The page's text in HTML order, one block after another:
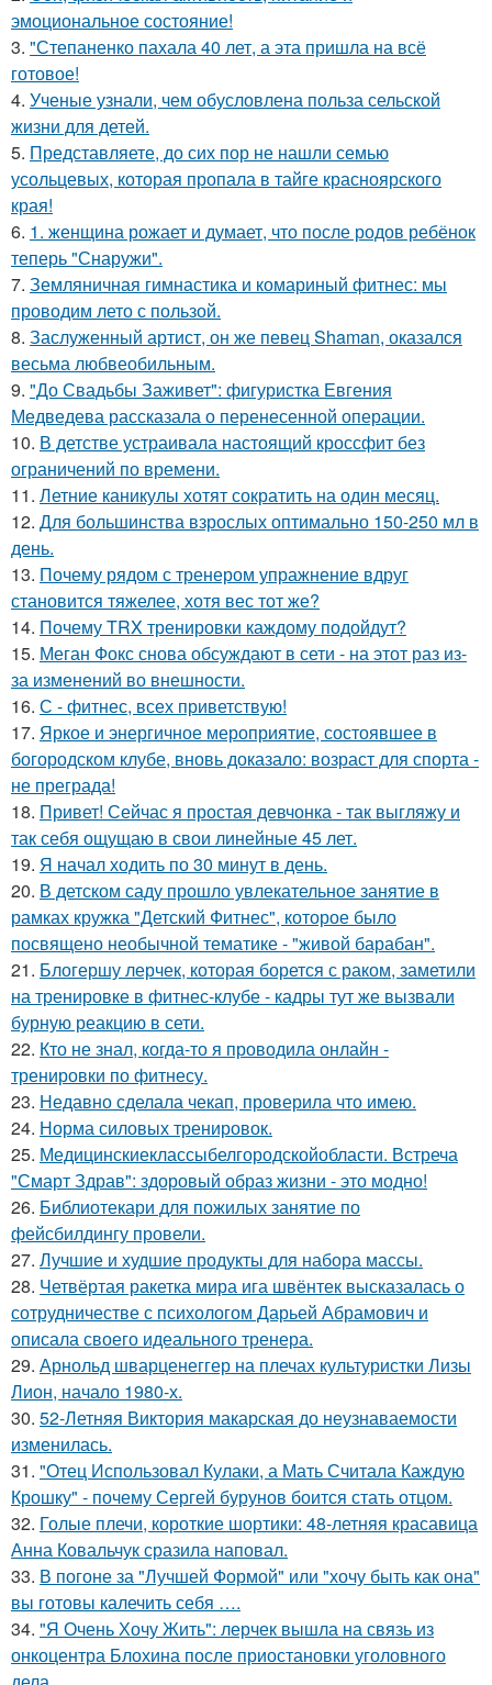
эмоциональное состояние!
3. "Степаненко пахала 40 лет, а эта пришла на всё
готовое!
4. Ученые узнали, чем обусловлена польза сельской
жизни для детей.
5. Представляете, до сих пор не нашли семью
усольцевых, которая пропала в тайге красноярского
края!
6. 1. женщина рожает и думает, что после родов ребёнок
теперь "Снаружи".
7. Земляничная гимнастика и комариный фитнес: мы
проводим лето с пользой.
8. Заслуженный артист, он же певец Shaman, оказался
весьма любвеобильным.
9. "До Свадьбы Заживет": фигуристка Евгения
Медведева рассказала о перенесенной операции.
10. В детстве устраивала настоящий кроссфит без
ограничений по времени.
11. Летние каникулы хотят сократить на один месяц.
12. Для большинства взрослых оптимально 150-250 мл в
день.
13. Почему рядом с тренером упражнение вдруг
становится тяжелее, хотя вес тот же?
14. Почему TRX тренировки каждому подойдут?
15. Меган Фокс снова обсуждают в сети - на этот раз из-
за изменений во внешности.
16. С - фитнес, всех приветствую!
17. Яркое и энергичное мероприятие, состоявшее в
богородском клубе, вновь доказало: возраст для спорта -
не преграда!
18. Привет! Сейчас я простая девчонка - так выгляжу и
так себя ощущаю в свои линейные 45 лет.
19. Я начал ходить по 30 минут в день.
20. В детском саду прошло увлекательное занятие в
рамках кружка "Детский Фитнес", которое было
посвящено необычной тематике - "живой барабан".
21. Блогершу лерчек, которая борется с раком, заметили
на тренировке в фитнес-клубе - кадры тут же вызвали
бурную реакцию в сети.
22. Кто не знал, когда-то я проводила онлайн -
тренировки по фитнесу.
23. Недавно сделала чекап, проверила что имею.
24. Норма силовых тренировок.
25. Медицинскиеклассыбелгородскойобласти. Встреча
"Смарт Здрав": здоровый образ жизни - это модно!
26. Библиотекари для пожилых занятие по
фейсбилдингу провели.
27. Лучшие и худшие продукты для набора массы.
28. Четвёртая ракетка мира ига швёнтек высказалась о
сотрудничестве с психологом Дарьей Абрамович и
описала своего идеального тренера.
29. Арнольд шварценеггер на плечах культуристки Лизы
Лион, начало 1980-х.
30. 52-Летняя Виктория макарская до неузнаваемости
изменилась.
31. "Отец Использовал Кулаки, а Мать Считала Каждую
Крошку" - почему Сергей бурунов боится стать отцом.
32. Голые плечи, короткие шортики: 48-летняя красавица
Анна Ковальчук сразила наповал.
33. В погоне за "Лучшей Формой" или "хочу быть как она"
вы готовы калечить себя ….
34. "Я Очень Хочу Жить": лерчек вышла на связь из
онкоцентра Блохина после приостановки уголовного